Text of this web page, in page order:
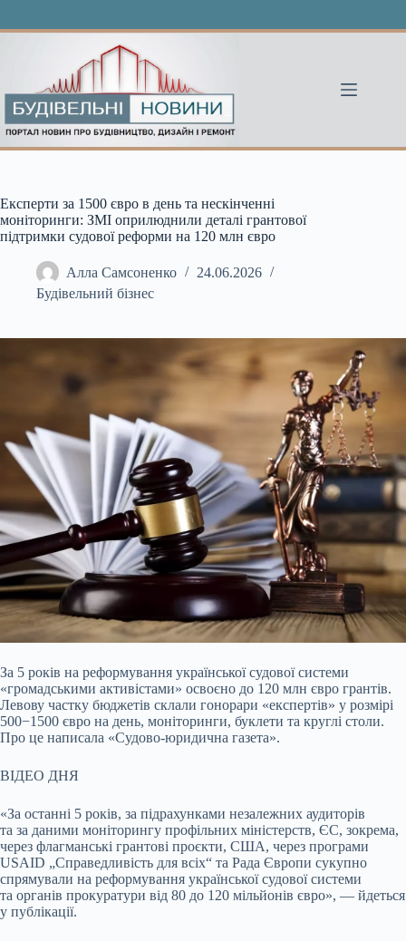
Експерти за 1500 євро в день та нескінченні
моніторинги: ЗМІ оприлюднили деталі грантової
підтримки судової реформи на 120 млн євро
Алла Самсоненко
24.06.2026
Будівельний бізнес
За 5 років на реформування української судової системи
«громадськими активістами» освоєно до 120 млн євро грантів.
Левову частку бюджетів склали гонорари «експертів» у розмірі
500−1500 євро на день, моніторинги, буклети та круглі столи.
Про це написала «Судово-юридична газета».
ВІДЕО ДНЯ
«За останні 5 років, за підрахунками незалежних аудиторів
та за даними моніторингу профільних міністерств, ЄС, зокрема,
через флагманські грантові проєкти, США, через програми
USAID „Справедливість для всіх“ та Рада Європи сукупно
спрямували на реформування української судової системи
та органів прокуратури від 80 до 120 мільйонів євро», — йдеться
у публікації.